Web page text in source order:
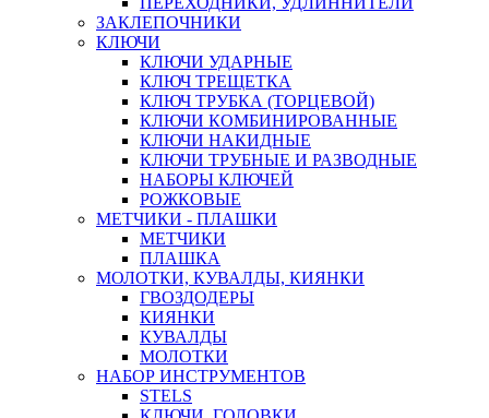
ЗАКЛЕПОЧНИКИ
КЛЮЧИ
КЛЮЧИ УДАРНЫЕ
КЛЮЧ ТРЕЩЕТКА
КЛЮЧ ТРУБКА (ТОРЦЕВОЙ)
КЛЮЧИ КОМБИНИРОВАННЫЕ
КЛЮЧИ НАКИДНЫЕ
КЛЮЧИ ТРУБНЫЕ И РАЗВОДНЫЕ
НАБОРЫ КЛЮЧЕЙ
РОЖКОВЫЕ
МЕТЧИКИ - ПЛАШКИ
МЕТЧИКИ
ПЛАШКА
МОЛОТКИ, КУВАЛДЫ, КИЯНКИ
ГВОЗДОДЕРЫ
КИЯНКИ
КУВАЛДЫ
МОЛОТКИ
НАБОР ИНСТРУМЕНТОВ
STELS